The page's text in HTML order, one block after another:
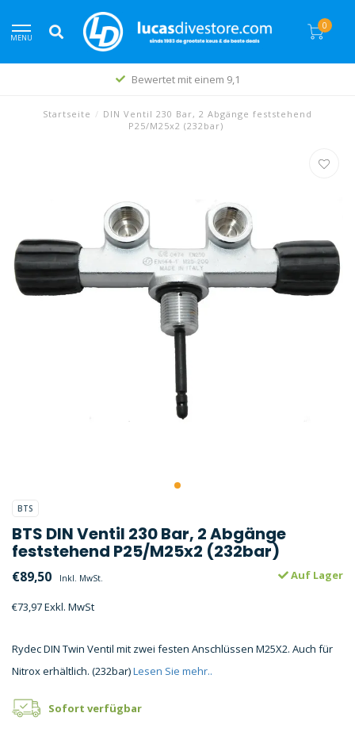
MENU
0
Bewertet mit einem 9,1
Startseite / DIN Ventil 230 Bar, 2 Abgänge feststehend
P25/M25x2 (232bar)
BTS
BTS DIN Ventil 230 Bar, 2 Abgänge
feststehend P25/M25x2 (232bar)
€89,50 Inkl. MwSt.
€73,97 Exkl. MwSt
Auf Lager
Rydec DIN Twin Ventil mit zwei festen Anschlüssen M25X2. Auch für
Nitrox erhältlich. (232bar)Lesen Sie mehr..
Sofort verfügbar